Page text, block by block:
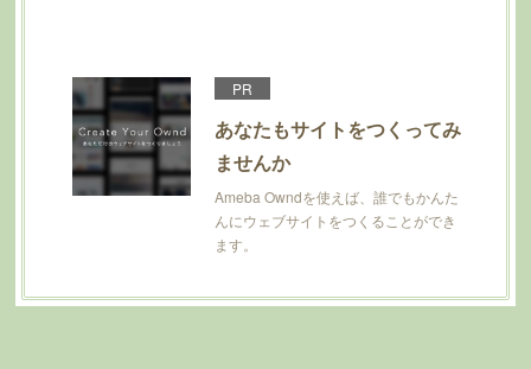
PR
あなたもサイトをつくってみ
ませんか
Ameba Owndを使えば、誰でもかんた
んにウェブサイトをつくることができ
ます。